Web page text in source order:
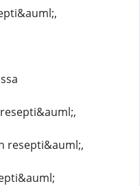
resepti&auml;,